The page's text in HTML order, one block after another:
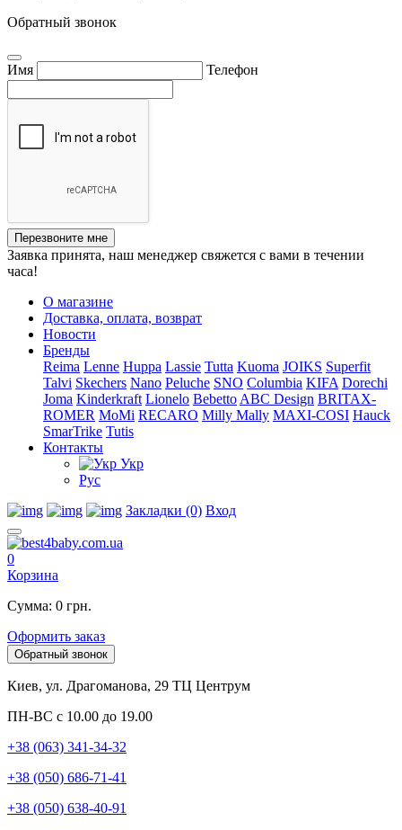
Обратный звонок
Имя Телефон
Перезвоните мне
Заявка принята, наш менеджер свяжется с вами в течении
часа!
О магазине
Доставка, оплата, возврат
Новости
Бренды
Reima Lenne Huppa Lassie Tutta Kuoma JOIKS Superfit
Talvi Skechers Nano Peluche SNO Columbia KIFA Dorechi
Joma Kinderkraft Lionelo Bebetto ABC Design BRITAX-
ROMER MoMi RECARO Milly Mally MAXI-COSI Hauck
SmarTrike Tutis
Контакты
Укр
Рус
Закладки (0) Вход
0
Корзина
Сумма: 0 грн.
Оформить заказ
Обратный звонок
Киев, ул. Драгоманова, 29 ТЦ Центрум
ПН-ВС с 10.00 до 19.00
+38 (063) 341-34-32
+38 (050) 686-71-41
+38 (050) 638-40-91